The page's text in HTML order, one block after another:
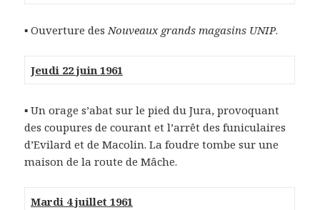
▪ Ouverture desNouveaux grands magasins UNIP.
Jeudi 22 juin 1961
▪ Un orage s’abat sur le pied du Jura, provoquant
des coupures de courant et l’arrêt des funiculaires
d’Evilard et de Macolin. La foudre tombe sur une
maison de la route de Mâche.
Mardi 4 juillet 1961